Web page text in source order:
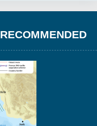
RECOMMENDED